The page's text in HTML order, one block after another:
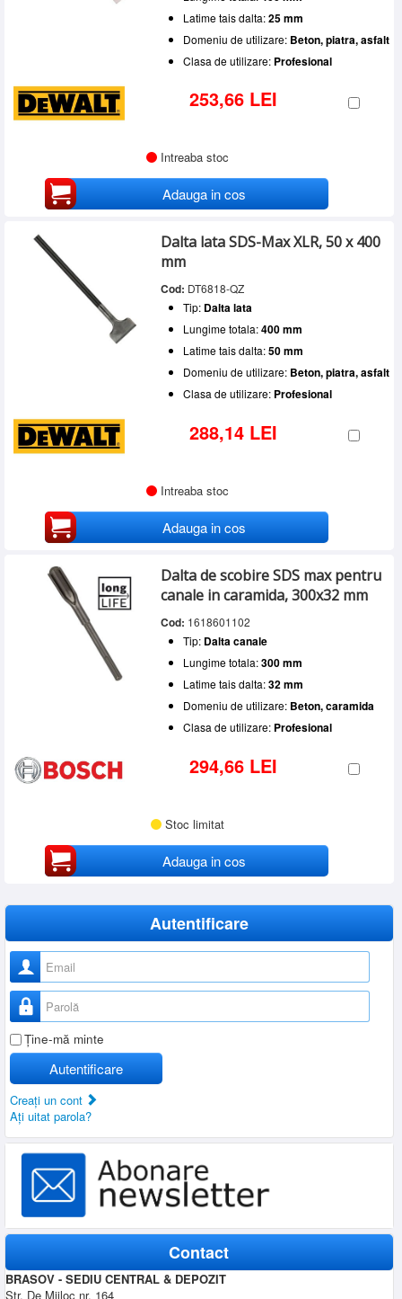
Latime tais dalta:25 mm
Domeniu de utilizare: Beton, piatra, asfalt
Clasa de utilizare: Profesional
253,66 LEI
Intreaba stoc
Adauga in cos
Dalta lata SDS-Max XLR, 50 x 400
mm
Cod: DT6818-QZ
Tip: Dalta lata
Lungime totala:400 mm
Latime tais dalta:50 mm
Domeniu de utilizare: Beton, piatra, asfalt
Clasa de utilizare: Profesional
288,14 LEI
Intreaba stoc
Adauga in cos
Dalta de scobire SDS max pentru
canale in caramida, 300x32 mm
Cod: 1618601102
Tip: Dalta canale
Lungime totala:300 mm
Latime tais dalta:32 mm
Domeniu de utilizare: Beton, caramida
Clasa de utilizare: Profesional
294,66 LEI
Stoc limitat
Adauga in cos
Autentificare
Nume utilizator
Parolă
Ţine-mă minte
Autentificare
Creaţi un cont
Aţi uitat parola?
Contact
BRASOV - SEDIU CENTRAL & DEPOZIT
Str. De Mijloc nr. 164